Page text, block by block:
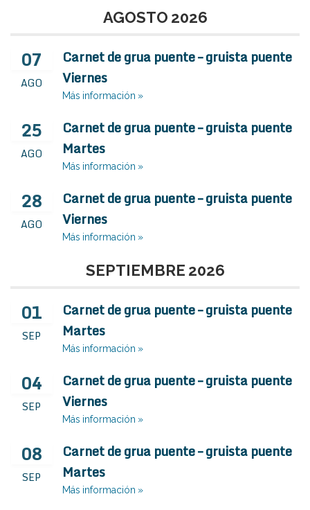
AGOSTO 2026
07
AGO
Carnet de grua puente – gruista puente
Viernes
Más información »
25
AGO
Carnet de grua puente – gruista puente
Martes
Más información »
28
AGO
Carnet de grua puente – gruista puente
Viernes
Más información »
SEPTIEMBRE 2026
01
SEP
Carnet de grua puente – gruista puente
Martes
Más información »
04
SEP
Carnet de grua puente – gruista puente
Viernes
Más información »
08
SEP
Carnet de grua puente – gruista puente
Martes
Más información »